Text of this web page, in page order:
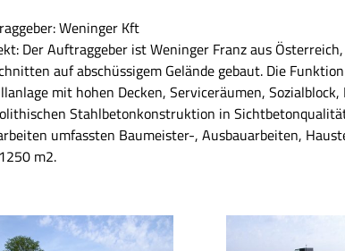
Weninger Kft
Der Auftraggeber ist Weninger Franz aus
auf abschüssigem Gelände gebaut. Die
mit hohen Decken, Serviceräumen,
Stahlbetonkonstruktion in
umfassten Baumeister-, Ausbauarbeiten,
m2.